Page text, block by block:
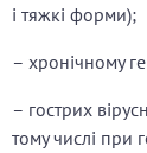
і тяжкі форми);
– хронічному
– гострих
тому числі при